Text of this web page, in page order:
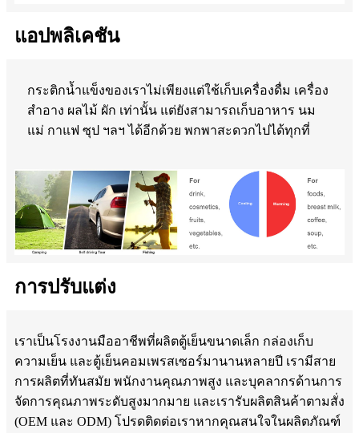
แอปพลิเคชัน
กระติกน้ำแข็งของเราไม่เพียงแต่ใช้เก็บเครื่องดื่ม เครื่อง
สำอาง ผลไม้ ผัก เท่านั้น แต่ยังสามารถเก็บอาหาร นม
แม่ กาแฟ ซุป ฯลฯ ได้อีกด้วย พกพาสะดวกไปได้ทุกที่
การปรับแต่ง
เราเป็นโรงงานมืออาชีพที่ผลิตตู้เย็นขนาดเล็ก กล่องเก็บ
ความเย็น และตู้เย็นคอมเพรสเซอร์มานานหลายปี เรามีสาย
การผลิตที่ทันสมัย ​​พนักงานคุณภาพสูง และบุคลากรด้านการ
จัดการคุณภาพระดับสูงมากมาย และเรารับผลิตสินค้าตามสั่ง
(OEM และ ODM) โปรดติดต่อเราหากคุณสนใจในผลิตภัณฑ์